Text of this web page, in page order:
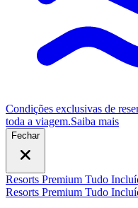
Condições exclusivas de
toda a viagem.Saiba mais
Fechar
Resorts Premium Tudo
Resorts Premium Tudo